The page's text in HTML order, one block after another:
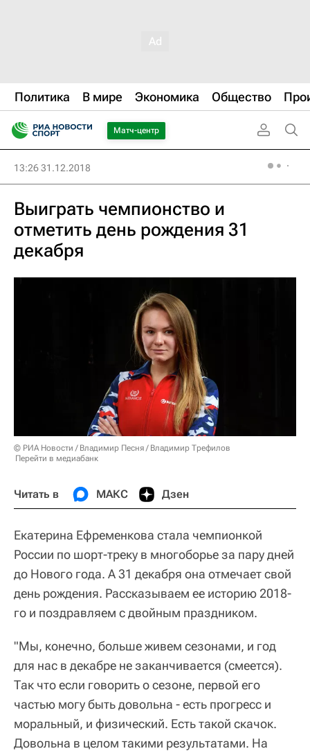
Политика В мире Экономика Общество
Матч-центр
13:26 31.12.2018
Выиграть чемпионство и
отметить день рождения 31
декабря
© РИА Новости / Владимир Песня / Владимир Трефилов
Перейти в медиабанк
Читать в МАКС Дзен
Екатерина Ефременкова стала чемпионкой
России по шорт-треку в многоборье за пару дней
до Нового года. А 31 декабря она отмечает свой
день рождения. Рассказываем ее историю 2018-
го и поздравляем с двойным праздником.
"Мы, конечно, больше живем сезонами, и год
для нас в декабре не заканчивается (смеется).
Так что если говорить о сезоне, первой его
частью могу быть довольна - есть прогресс и
моральный, и физический. Есть такой скачок.
Довольна в целом такими результатами. На